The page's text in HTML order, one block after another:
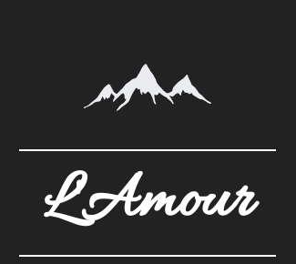
L'Amour